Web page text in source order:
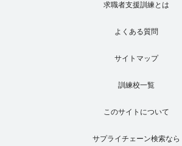
求職者支援訓練とは
よくある質問
サイトマップ
訓練校一覧
このサイトについて
サプライチェーン検索なら